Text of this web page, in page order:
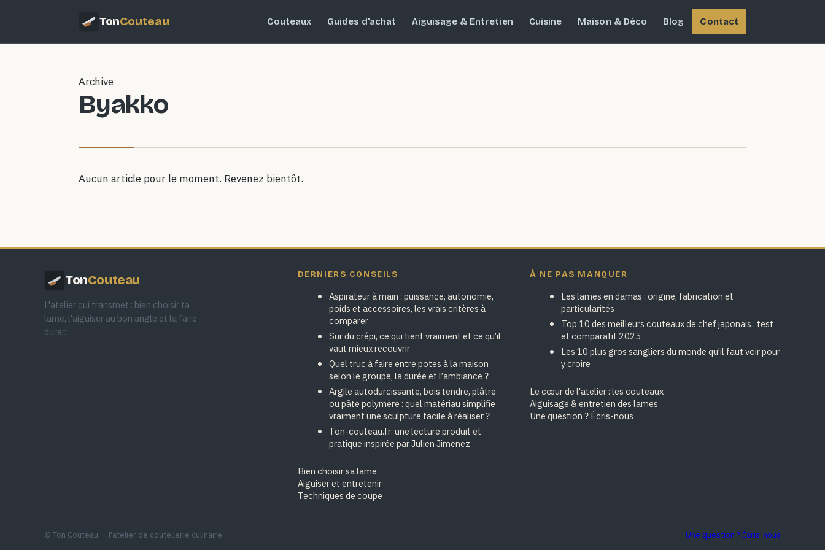
TonCouteau Couteaux Guides d'achat Aiguisage & Entretien Cuisine Maison & Déco Blog Contact
Archive
Byakko
Aucun article pour le moment. Revenez bientôt.
TonCouteau
L'atelier qui transmet : bien choisir ta
lame, l'aiguiser au bon angle et la faire
durer.
DERNIERS CONSEILS
Aspirateur à main : puissance, autonomie,
poids et accessoires, les vrais critères à
comparer
Sur du crépi, ce qui tient vraiment et ce qu’il
vaut mieux recouvrir
Quel truc à faire entre potes à la maison
selon le groupe, la durée et l’ambiance ?
Argile autodurcissante, bois tendre, plâtre
ou pâte polymère : quel matériau simplifie
vraiment une sculpture facile à réaliser ?
Ton-couteau.fr: une lecture produit et
pratique inspirée par Julien Jimenez
Bien choisir sa lame
Aiguiser et entretenir
Techniques de coupe
À NE PAS MANQUER
Les lames en damas : origine, fabrication et
particularités
Top 10 des meilleurs couteaux de chef japonais : test
et comparatif 2025
Les 10 plus gros sangliers du monde qu'il faut voir pour
y croire
Le cœur de l'atelier : les couteaux
Aiguisage & entretien des lames
Une question ? Écris-nous
© Ton Couteau — l'atelier de coutellerie culinaire. Une question ? Écris-nous